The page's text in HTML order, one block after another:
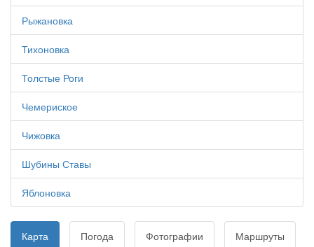
Рыжановка
Тихоновка
Толстые Роги
Чемериское
Чижовка
Шубины Ставы
Яблоновка
Карта Погода Фотографии Маршруты